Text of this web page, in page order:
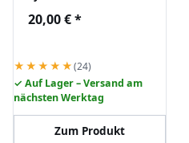
Magnetfolie
20,00 €*
★★★★★(24)
✓ Auf Lager – Versand am
nächsten Werktag
Zum Produkt